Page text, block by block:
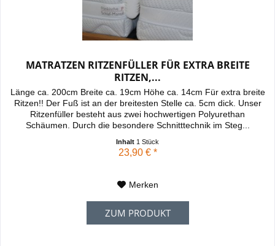
MATRATZEN RITZENFÜLLER FÜR EXTRA BREITE
RITZEN,...
Länge ca. 200cm Breite ca. 19cm Höhe ca. 14cm Für extra breite
Ritzen!! Der Fuß ist an der breitesten Stelle ca. 5cm dick. Unser
Ritzenfüller besteht aus zwei hochwertigen Polyurethan
Schäumen. Durch die besondere Schnitttechnik im Steg...
Inhalt 1 Stück
23,90 € *
Merken
ZUM PRODUKT